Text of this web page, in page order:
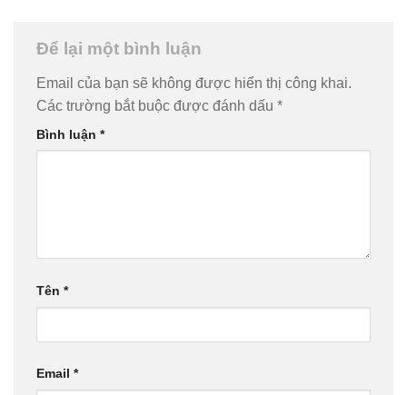
Để lại một bình luận
Email của bạn sẽ không được hiển thị công khai.
Các trường bắt buộc được đánh dấu *
Bình luận *
Tên *
Email *